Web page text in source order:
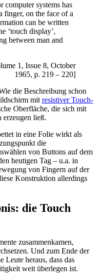
computer systems has
finger, on the face of a
can be written
‘touch display’,
between man and
1, Issue 8, October
1965, p. 219 – 220]
die Beschreibung schon
mit resistiver Touch-
Oberfläche, die sich mit
erzeugen ließ.
in eine Folie wirkt als
die
von Buttons auf dem
heutigen Tag – u.a. in
von Fingern auf der
Konstruktion allerdings
die Touch
zusammenkamen,
Und zum Ende der
Leute heraus, dass das
weit überlegen ist.